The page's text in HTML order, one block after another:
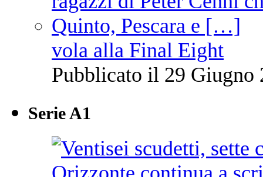
vola alla Final Eight
Pubblicato il 29 Giugno
Serie A1